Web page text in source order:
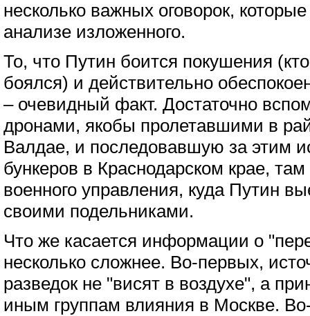
несколько важных оговорок,
анализе изложенного.
То, что Путин боится покушения
боялся) и действительно
– очевидный факт. Достаточно
дронами, якобы пролетавшими в
Валдае, и последовавшую за этим
бункеров в Краснодарском крае,
военного управления, куда Путин
своими подельниками.
Что же касается информации о
несколько сложнее. Во-первых,
разведок не "висят в воздухе", а
иным группам влияния в Москве.